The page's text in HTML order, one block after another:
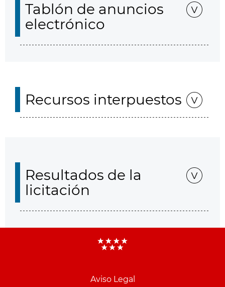
Tablón de anuncios
electrónico
Recursos interpuestos
Resultados de la
licitación
Aviso Legal